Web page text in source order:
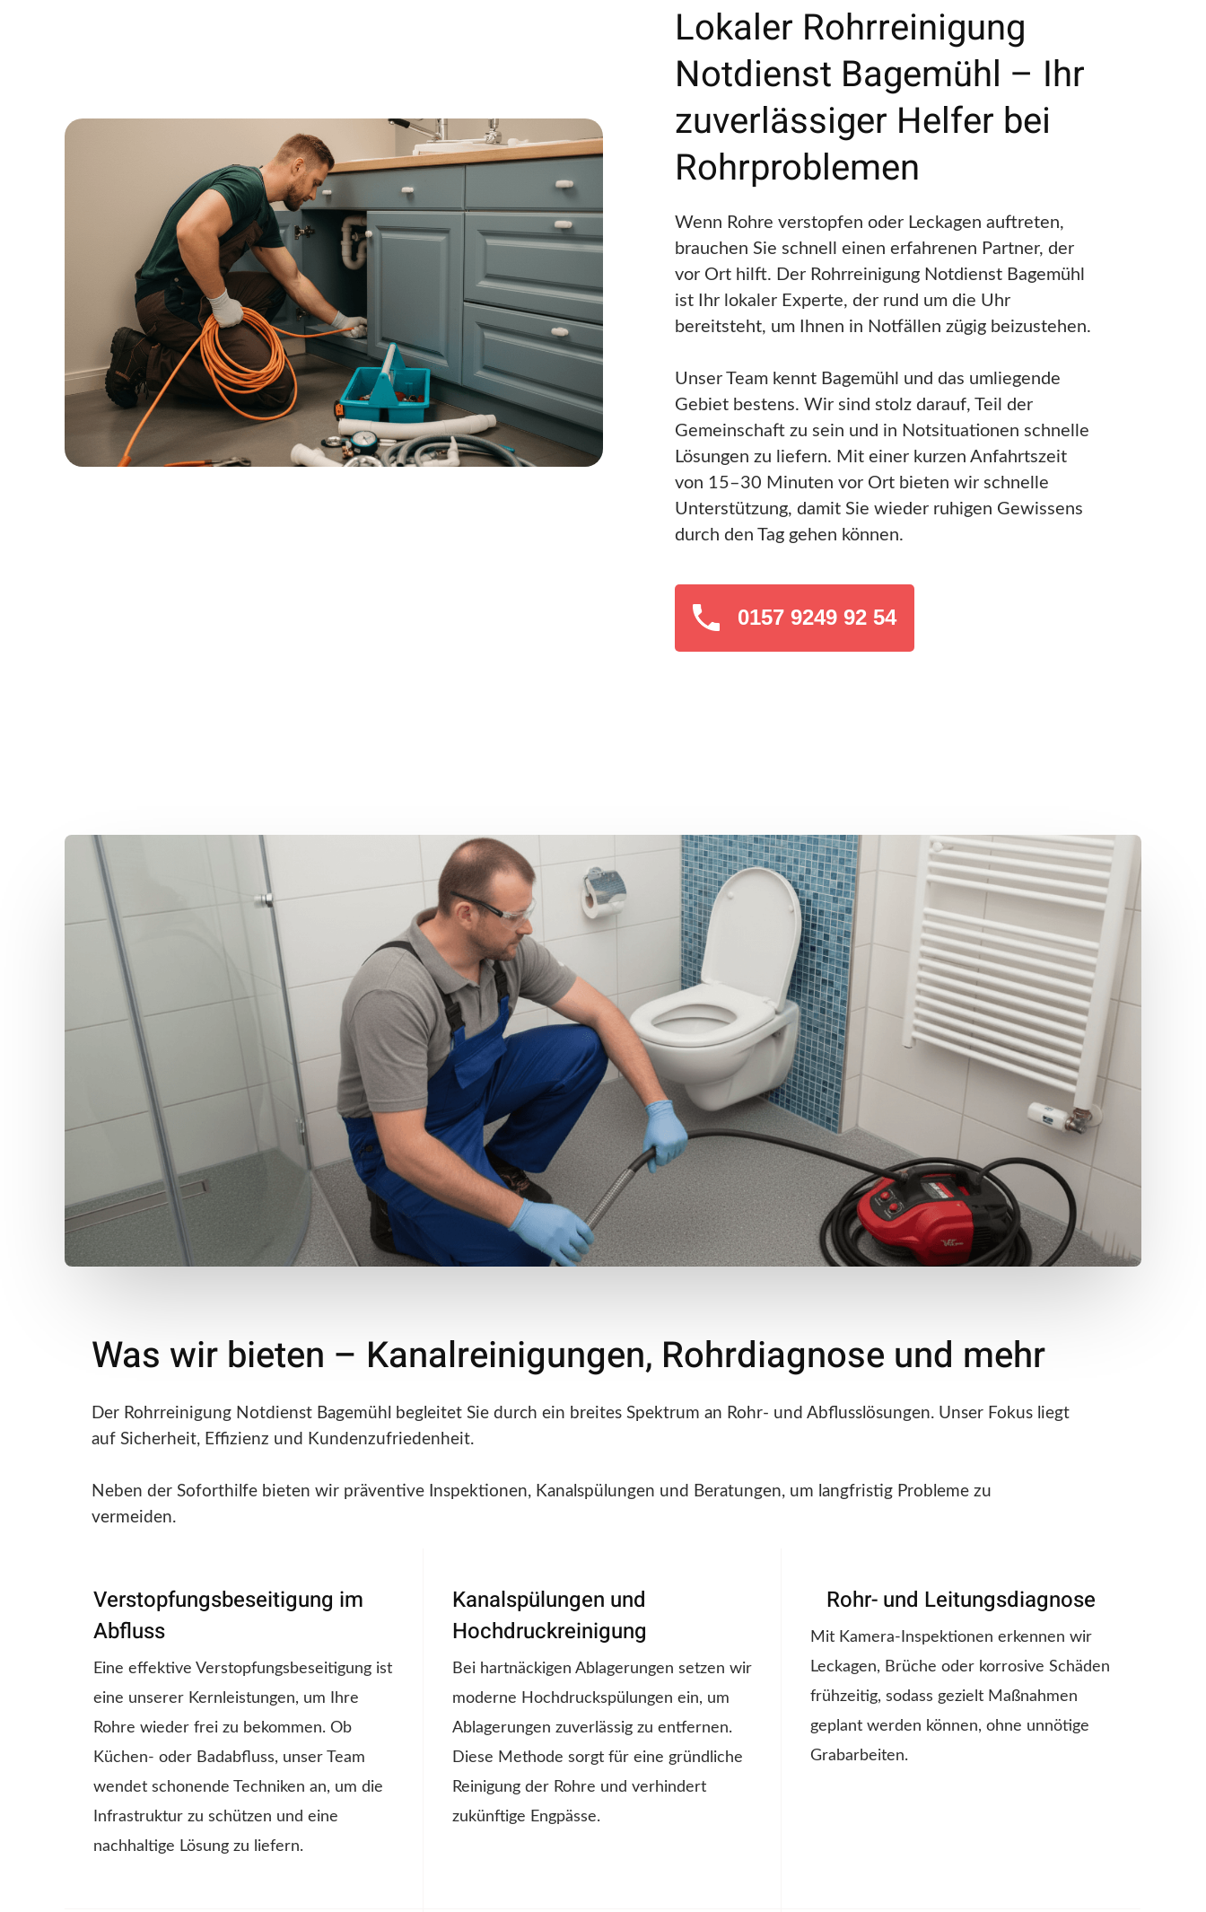
Lokaler Rohrreinigung
Notdienst Bagemühl – Ihr
zuverlässiger Helfer bei
Rohrproblemen
Wenn Rohre verstopfen oder Leckagen auftreten,
brauchen Sie schnell einen erfahrenen Partner, der
vor Ort hilft. Der Rohrreinigung Notdienst Bagemühl
ist Ihr lokaler Experte, der rund um die Uhr
bereitsteht, um Ihnen in Notfällen zügig beizustehen.
Unser Team kennt Bagemühl und das umliegende
Gebiet bestens. Wir sind stolz darauf, Teil der
Gemeinschaft zu sein und in Notsituationen schnelle
Lösungen zu liefern. Mit einer kurzen Anfahrtszeit
von 15–30 Minuten vor Ort bieten wir schnelle
Unterstützung, damit Sie wieder ruhigen Gewissens
durch den Tag gehen können.
0157 9249 92 54
Was wir bieten – Kanalreinigungen, Rohrdiagnose und mehr
Der Rohrreinigung Notdienst Bagemühl begleitet Sie durch ein breites Spektrum an Rohr- und Abflusslösungen. Unser Fokus liegt
auf Sicherheit, Effizienz und Kundenzufriedenheit.
Neben der Soforthilfe bieten wir präventive Inspektionen, Kanalspülungen und Beratungen, um langfristig Probleme zu
vermeiden.
Verstopfungsbeseitigung im
Abfluss
Eine effektive Verstopfungsbeseitigung ist
eine unserer Kernleistungen, um Ihre
Rohre wieder frei zu bekommen. Ob
Küchen- oder Badabfluss, unser Team
wendet schonende Techniken an, um die
Infrastruktur zu schützen und eine
nachhaltige Lösung zu liefern.
Kanalspülungen und
Hochdruckreinigung
Bei hartnäckigen Ablagerungen setzen wir
moderne Hochdruckspülungen ein, um
Ablagerungen zuverlässig zu entfernen.
Diese Methode sorgt für eine gründliche
Reinigung der Rohre und verhindert
zukünftige Engpässe.
Rohr- und Leitungsdiagnose
Mit Kamera-Inspektionen erkennen wir
Leckagen, Brüche oder korrosive Schäden
frühzeitig, sodass gezielt Maßnahmen
geplant werden können, ohne unnötige
Grabarbeiten.